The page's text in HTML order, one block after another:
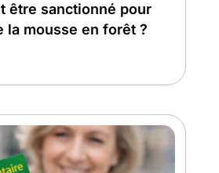
être sanctionné pour
la mousse en forêt ?